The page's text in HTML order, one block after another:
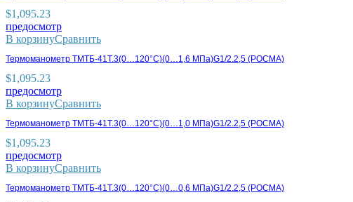
$1,095.23
предосмотр
В корзинуСравнить
Термоманометр ТМТБ-41Т.3(0…120°С)(0…1,6 МПа)G1/2.2,5 (РОСМА)
$1,095.23
предосмотр
В корзинуСравнить
Термоманометр ТМТБ-41Т.3(0…120°С)(0…1,0 МПа)G1/2.2,5 (РОСМА)
$1,095.23
предосмотр
В корзинуСравнить
Термоманометр ТМТБ-41Т.3(0…120°С)(0…0,6 МПа)G1/2.2,5 (РОСМА)